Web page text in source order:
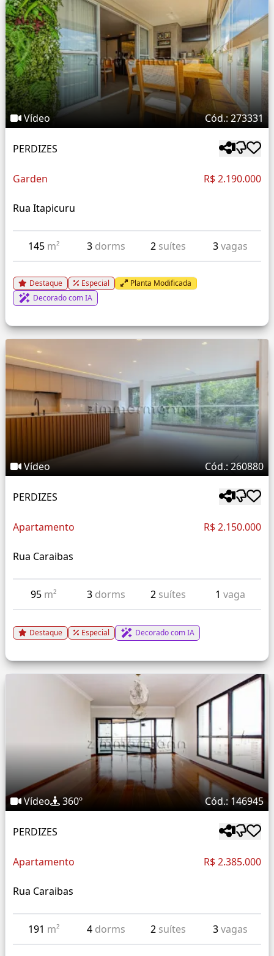
Vídeo Cód.: 273331
PERDIZES
Garden R$ 2.190.000
Rua Itapicuru
145 m² 3 dorms 2 suítes 3vagas
Destaque Especial
Planta Modificada
Decorado com IA
Vídeo Cód.: 260880
PERDIZES
Apartamento R$ 2.150.000
Rua Caraibas
95 m² 3 dorms 2 suítes 1 vaga
Destaque Especial Decorado com IA
Vídeo 360º Cód.: 146945
PERDIZES
Apartamento R$ 2.385.000
Rua Caraibas
191 m² 4 dorms 2 suítes 3vagas